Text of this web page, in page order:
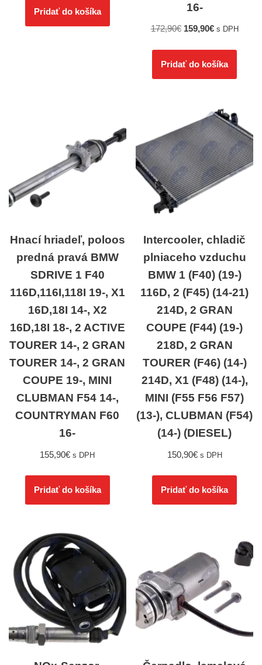
Pridať do košíka
16-
172,90€ 159,90€ s DPH
Pridať do košíka
Hnací hriadeľ, poloos
predná pravá BMW
SDRIVE 1 F40
116D,116I,118I 19-, X1
16D,18I 14-, X2
16D,18I 18-, 2 ACTIVE
TOURER 14-, 2 GRAN
TOURER 14-, 2 GRAN
COUPE 19-, MINI
CLUBMAN F54 14-,
COUNTRYMAN F60
16-
155,90€ s DPH
Pridať do košíka
Intercooler, chladič
plniaceho vzduchu
BMW 1 (F40) (19-)
116D, 2 (F45) (14-21)
214D, 2 GRAN
COUPE (F44) (19-)
218D, 2 GRAN
TOURER (F46) (14-)
214D, X1 (F48) (14-),
MINI (F55 F56 F57)
(13-), CLUBMAN (F54)
(14-) (DIESEL)
150,90€ s DPH
Pridať do košíka